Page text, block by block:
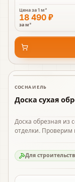
Цена за1 м³
18 490 ₽
за м³
В наличии
СОСНА И ЕЛЬ
Доска сухая
Доска обрезная из
отделки. Проверим
Для